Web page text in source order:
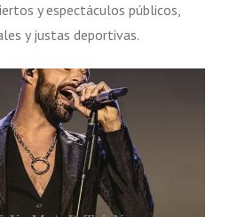
y espectáculos públicos,
y justas deportivas.